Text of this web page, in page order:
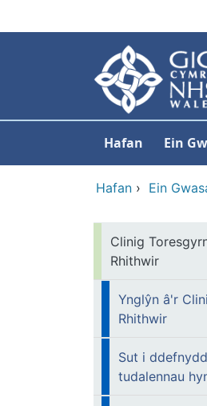
Hafan Ein
Hafan › Ein
Clinig
Rhithwir
Ynglŷn â'r
Rhithwir
Sut i
tudalennau